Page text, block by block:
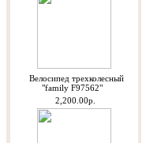
Велосипед трехколесный
"family F97562"
2,200.00р.